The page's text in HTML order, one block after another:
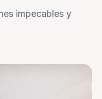
impecables y